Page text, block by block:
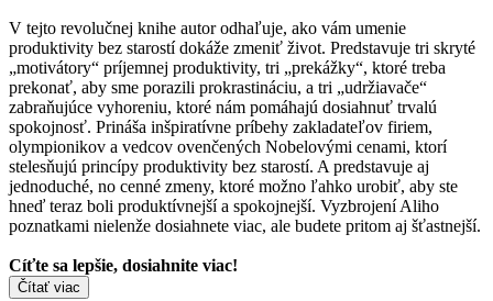
V tejto revolučnej knihe autor odhaľuje, ako vám umenie
produktivity bez starostí dokáže zmeniť život. Predstavuje tri skryté
„motivátory“ príjemnej produktivity, tri „prekážky“, ktoré treba
prekonať, aby sme porazili prokrastináciu, a tri „udržiavače“
zabraňujúce vyhoreniu, ktoré nám pomáhajú dosiahnuť trvalú
spokojnosť. Prináša inšpiratívne príbehy zakladateľov firiem,
olympionikov a vedcov ovenčených Nobelovými cenami, ktorí
stelesňujú princípy produktivity bez starostí. A predstavuje aj
jednoduché, no cenné zmeny, ktoré možno ľahko urobiť, aby ste
hneď teraz boli produktívnejší a spokojnejší. Vyzbrojení Aliho
poznatkami nielenže dosiahnete viac, ale budete pritom aj šťastnejší.
Cíťte sa lepšie, dosiahnite viac!
Čítať viac